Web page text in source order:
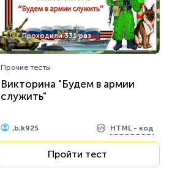
Проходили 331 раз
Прочие тесты
Викторина "Будем в армии
служить"
,b,k925 HTML - код
Пройти тест